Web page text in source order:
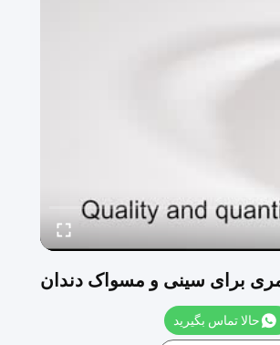
حالا تماس بگیرید